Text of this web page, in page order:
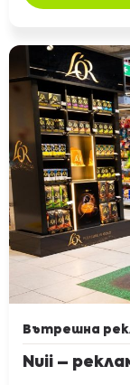
Вътрешна
Nuii –